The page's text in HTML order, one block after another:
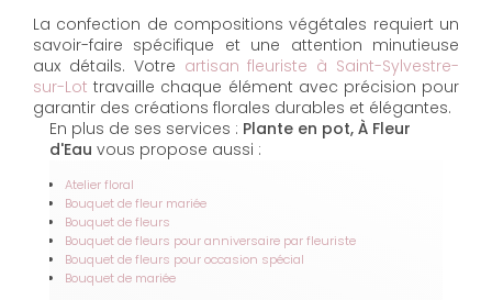
La confection de compositions végétales requiert un
savoir-faire spécifique et une attention minutieuse
aux détails. Votre artisan fleuriste à Saint-Sylvestre-
sur-Lot travaille chaque élément avec précision pour
garantir des créations florales durables et élégantes.
En plus de ses services : Plante en pot, À Fleur
d'Eau vous propose aussi :
Atelier floral
Bouquet de fleur mariée
Bouquet de fleurs
Bouquet de fleurs pour anniversaire par fleuriste
Bouquet de fleurs pour occasion spécial
Bouquet de mariée